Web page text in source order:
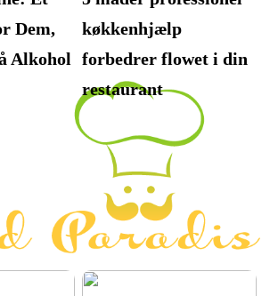
Dem,
Alkohol
køkkenhjælp
forbedrer flowet i din
restaurant